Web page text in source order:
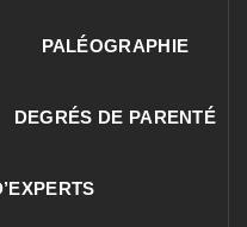
PALÉOGRAPHIE
DEGRÉS DE PARENTÉ